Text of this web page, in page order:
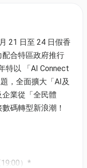
21 日至 24 日假香
合特區政府推行
特以 「AI Connect
，全面擴大「AI及
業從「全民體
碼轉型新浪潮！
）*